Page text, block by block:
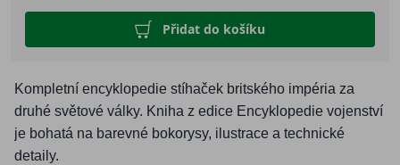
Přidat do košíku
Kompletní encyklopedie stíhaček britského impéria za
druhé světové války. Kniha z edice Encyklopedie vojenství
je bohatá na barevné bokorysy, ilustrace a technické
detaily.